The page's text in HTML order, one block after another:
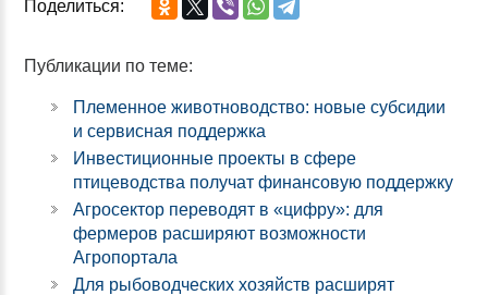
Поделиться:
Публикации по теме:
Племенное животноводство: новые субсидии
и сервисная поддержка
Инвестиционные проекты в сфере
птицеводства получат финансовую поддержку
Агросектор переводят в «цифру»: для
фермеров расширяют возможности
Агропортала
Для рыбоводческих хозяйств расширят